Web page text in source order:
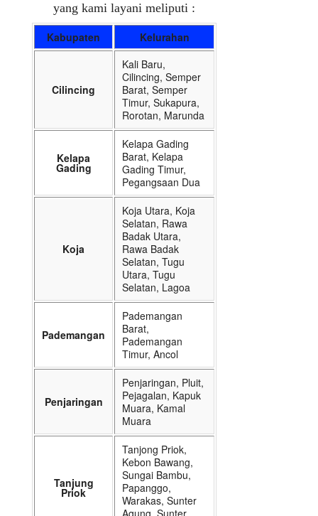
yang kami layani meliputi :
Kabupaten Kelurahan
Cilincing
Kali Baru,
Cilincing, Semper
Barat, Semper
Timur, Sukapura,
Rorotan, Marunda
Kelapa
Gading
Kelapa Gading
Barat, Kelapa
Gading Timur,
Pegangsaan Dua
Koja
Koja Utara, Koja
Selatan, Rawa
Badak Utara,
Rawa Badak
Selatan, Tugu
Utara, Tugu
Selatan, Lagoa
Pademangan
Pademangan
Barat,
Pademangan
Timur, Ancol
Penjaringan
Penjaringan, Pluit,
Pejagalan, Kapuk
Muara, Kamal
Muara
Tanjung
Priok
Tanjong Priok,
Kebon Bawang,
Sungai Bambu,
Papanggo,
Warakas, Sunter
Agung, Sunter